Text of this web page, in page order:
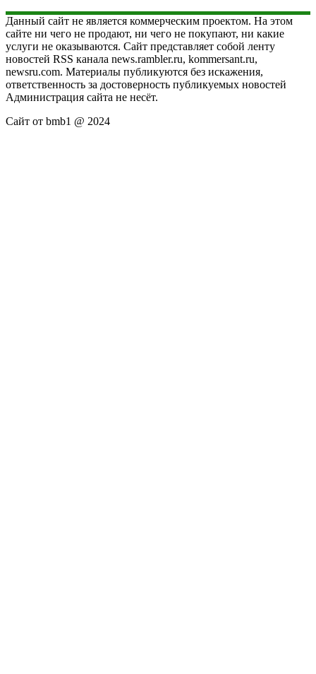
Данный сайт не является коммерческим проектом. На этом
сайте ни чего не продают, ни чего не покупают, ни какие
услуги не оказываются. Сайт представляет собой ленту
новостей RSS канала news.rambler.ru, kommersant.ru,
newsru.com. Материалы публикуются без искажения,
ответственность за достоверность публикуемых новостей
Администрация сайта не несёт.
Сайт от bmb1 @ 2024